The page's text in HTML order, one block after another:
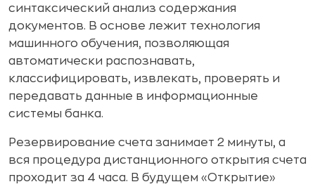
синтаксический анализ содержания
документов. В основе лежит технология
машинного обучения, позволяющая
автоматически распознавать,
классифицировать, извлекать, проверять и
передавать данные в информационные
системы банка.
Резервирование счета занимает 2 минуты, а
вся процедура дистанционного открытия счета
проходит за 4 часа. В будущем «Открытие»